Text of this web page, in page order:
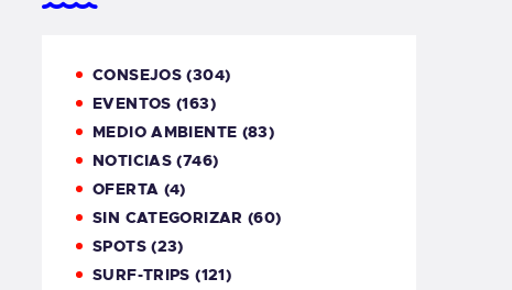
CONSEJOS (304)
EVENTOS (163)
MEDIO AMBIENTE (83)
NOTICIAS (746)
OFERTA (4)
SIN CATEGORIZAR (60)
SPOTS(23)
SURF-TRIPS (121)